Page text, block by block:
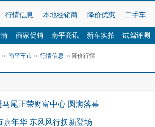
行情信息 本地经销商 降价优惠 二手车
商家促销 南平商讯 新车实拍 试驾评测
» 南平车市 » 行情信息 » 降价行情
尾正荣财富中心 圆满落幕
嘉年华 东风风行换新登场